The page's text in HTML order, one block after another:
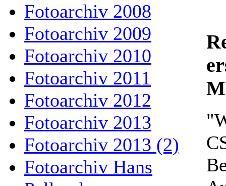
Fotoarchiv 2008
Fotoarchiv 2009
Fotoarchiv 2010
Fotoarchiv 2011
Fotoarchiv 2012
Fotoarchiv 2013
Fotoarchiv 2013 (2)
Fotoarchiv Hans